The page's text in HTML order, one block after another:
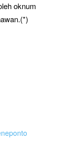
oknum